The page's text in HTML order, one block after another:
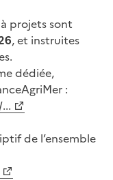
projets sont
, et instruites
dédiée,
:
de l’ensemble